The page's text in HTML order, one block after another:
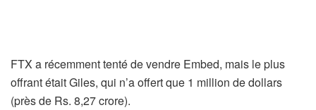
FTX a récemment tenté de vendre Embed, mais le plus
offrant était Giles, qui n’a offert que 1 million de dollars
(près de Rs. 8,27 crore).